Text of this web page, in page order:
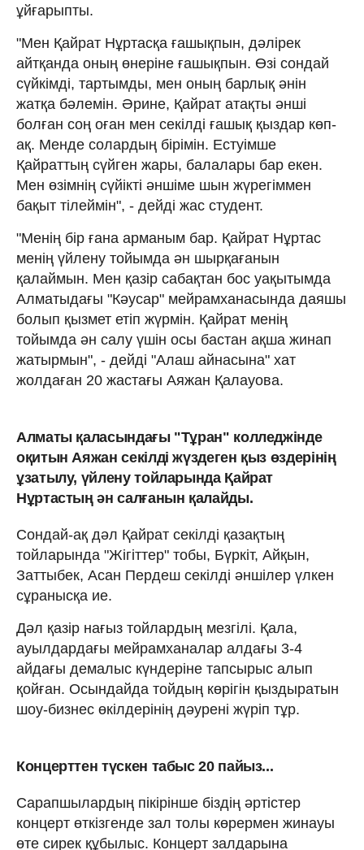
ұйғарыпты.
"Мен Қайрат Нұртасқа ғашықпын, дәлірек
айтқанда оның өнеріне ғашықпын. Өзі сондай
сүйкімді, тартымды, мен оның барлық әнін
жатқа бәлемін. Әрине, Қайрат атақты әнші
болған соң оған мен секілді ғашық қыздар көп-
ақ. Менде солардың бірімін. Естуімше
Қайраттың сүйген жары, балалары бар екен.
Мен өзімнің сүйікті әншіме шын жүрегіммен
бақыт тілеймін", - дейді жас студент.
"Менің бір ғана арманым бар. Қайрат Нұртас
менің үйлену тойымда ән шырқағанын
қалаймын. Мен қазір сабақтан бос уақытымда
Алматыдағы "Кәусар" мейрамханасында даяшы
болып қызмет етіп жүрмін. Қайрат менің
тойымда ән салу үшін осы бастан ақша жинап
жатырмын", - дейді "Алаш айнасына" хат
жолдаған 20 жастағы Аяжан Қалауова.
Алматы қаласындағы "Тұран" колледжінде
оқитын Аяжан секілді жүздеген қыз өздерінің
ұзатылу, үйлену тойларында Қайрат
Нұртастың ән салғанын қалайды.
Сондай-ақ дәл Қайрат секілді қазақтың
тойларында "Жігіттер" тобы, Бүркіт, Айқын,
Заттыбек, Асан Пердеш секілді әншілер үлкен
сұранысқа ие.
Дәл қазір нағыз тойлардың мезгілі. Қала,
ауылдардағы мейрамханалар алдағы 3-4
айдағы демалыс күндеріне тапсырыс алып
қойған. Осындайда тойдың көрігін қыздыратын
шоу-бизнес өкілдерінің дәурені жүріп тұр.
Концерттен түскен табыс 20 пайыз...
Сарапшылардың пікірінше біздің әртістер
концерт өткізгенде зал толы көрермен жинауы
өте сирек құбылыс. Концерт залдарына